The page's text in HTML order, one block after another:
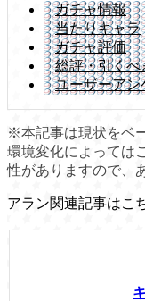
ガチャ情報
当たりキャラ
ガチャ評価
総評・引くべ
ユーザーアン
※本記事は現状をベ
環境変化によっては
性がありますので、
アラン関連記事はこ
キ